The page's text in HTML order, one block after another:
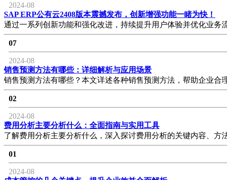
2024-08
SAP ERP公有云2408版本震撼发布，创新增强功能一睹为快！
通过一系列创新功能和强化改进，持续提升用户体验并优化业务
07
2024-08
销售预测方法有哪些：详细解析与应用场景
销售预测方法有哪些？本文详述各种销售预测方法，帮助企业合
02
2024-08
费用分析主要分析什么：全面指南与实用工具
了解费用分析主要分析什么，深入探讨费用分析的关键内容、方
01
2024-08